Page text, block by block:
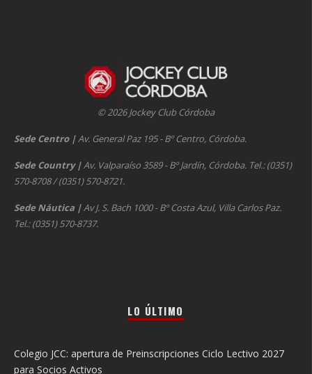
© 2026 Jockey Club Córdoba
Sede Centro | Av. General Paz 195 - Bº Centro, Córdoba.
Sede Country | Av. Valparaíso 3589 - Bº Jardín, Córdoba. Tel.: (0351)
570-8708 / (0351) 570-8721.
Sede Náutica | Av J. S. Bach 1000 - Bº Costa Azul, Villa Carlos Paz.
Tel.: (0351) 570-8737.
LO ÚLTIMO
Colegio JCC: apertura de Preinscripciones Ciclo Lectivo 2027
para Socios Activos